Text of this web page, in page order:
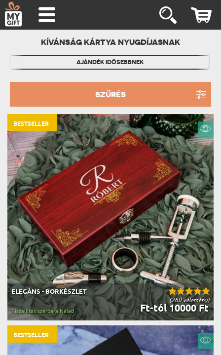
KÍVÁNSÁG KÁRTYA NYUGDÍJASNAK
AJÁNDÉK IDŐSEBBNEK
SZŰRÉS
(260 vélemény)
ELEGÁNS - BORKÉSZLET
Ft-tól 10000 Ft
Kiszállítás szerdára Nálad
BESTSELLER
BESTSELLER